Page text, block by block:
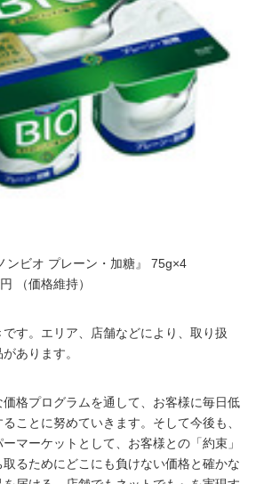
ンビオ プレーン・加糖』 75g×4
（価格維持）
す。エリア、店舗などにより、取り扱
あります。
格プログラムを通して、お客様に毎日低
ことに努めていきます。そして今後も、
マーケットとして、お客様との「約束」
るためにどこにも負けない価格と確かな